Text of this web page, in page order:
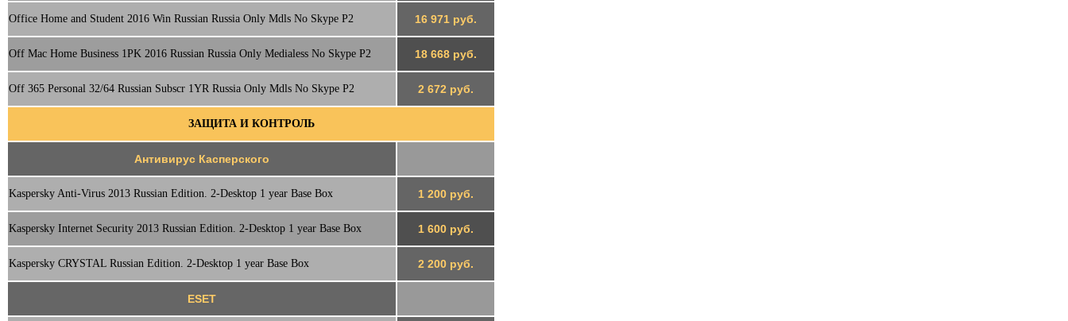
Office Home and Student 2016 Win Russian Russia Only Mdls No Skype P2 16 971 руб.
Off Mac Home Business 1PK 2016 Russian Russia Only Medialess No Skype P2 18 668 руб.
Off 365 Personal 32/64 Russian Subscr 1YR Russia Only Mdls No Skype P2 2 672 руб.
ЗАЩИТА И КОНТРОЛЬ
Антивирус Касперского
Kaspersky Anti-Virus 2013 Russian Edition. 2-Desktop 1 year Base Box 1 200 руб.
Kaspersky Internet Security 2013 Russian Edition. 2-Desktop 1 year Base Box 1 600 руб.
Kaspersky CRYSTAL Russian Edition. 2-Desktop 1 year Base Box 2 200 руб.
ESET